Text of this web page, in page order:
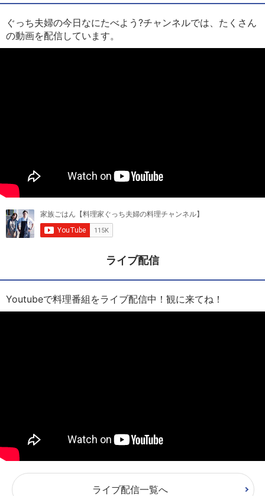
ぐっち夫婦の今日なにたべよう?チャンネルでは、たくさん
の動画を配信しています。
ライブ配信
Youtubeで料理番組をライブ配信中！観に来てね！
ライブ配信一覧へ